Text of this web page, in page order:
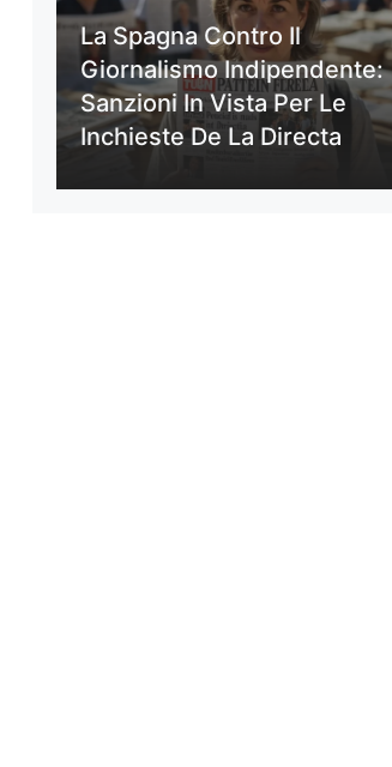
La Spagna Contro Il
Giornalismo Indipendente:
Sanzioni In Vista Per Le
Inchieste De La Directa